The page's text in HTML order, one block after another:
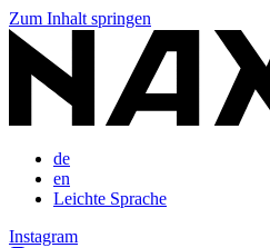
Zum Inhalt springen
de
en
Leichte Sprache
Instagram